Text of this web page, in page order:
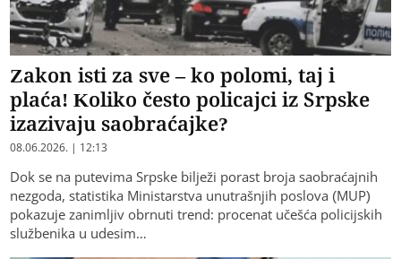
Zakon isti za sve – ko polomi, taj i
plaća! Koliko često policajci iz Srpske
izazivaju saobraćajke?
08.06.2026. | 12:13
Dok se na putevima Srpske bilježi porast broja saobraćajnih
nezgoda, statistika Ministarstva unutrašnjih poslova (MUP)
pokazuje zanimljiv obrnuti trend: procenat učešća policijskih
službenika u udesim…